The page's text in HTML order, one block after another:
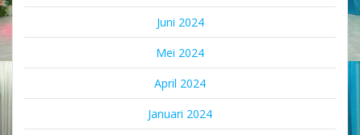
Juni 2024
Mei 2024
April 2024
Januari 2024